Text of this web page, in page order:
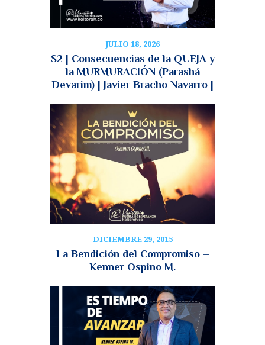
JULIO 18, 2026
S2 | Consecuencias de la QUEJA y
la MURMURACIÓN (Parashá
Devarim) | Javier Bracho Navarro |
DICIEMBRE 29, 2015
La Bendición del Compromiso –
Kenner Ospino M.